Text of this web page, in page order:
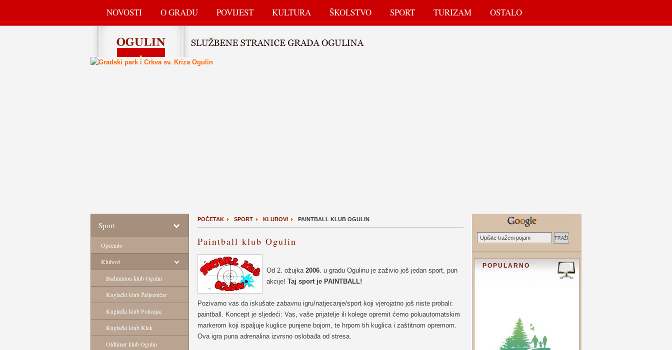
NOVOSTI O GRADU POVIJEST KULTURA ŠKOLSTVO SPORT TURIZAM OSTALO
Sport
Općenito
Klubovi
Badminton klub Ogulin
Kuglački klub Željezničar
Kuglački klub Policajac
Kuglački klub Klek
Oldtimer klub Ogulin
POČETAK SPORT KLUBOVI PAINTBALL KLUB OGULIN
Paintball klub Ogulin
Od 2. ožujka 2006. u gradu Ogulinu je zaživio još jedan sport, pun
akcije! Taj sport je PAINTBALL!
Pozivamo vas da iskušate zabavnu igru/natjecanje/sport koji vjerojatno još niste probali:
paintball. Koncept je sljedeći: Vas, vaše prijatelje ili kolege opremit ćemo poluautomatskim
markerom koji ispaljuje kuglice punjene bojom, te hrpom tih kuglica i zaštitnom opremom.
Ova igra puna adrenalina izvrsno oslobađa od stresa.
POPULARNO